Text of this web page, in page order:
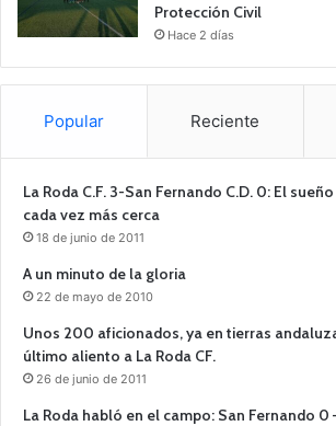
Protección Civil
Hace 2 días
Popular Reciente
La Roda C.F. 3-San Fernando C.D. 0: El
cada vez más cerca
18 de junio de 2011
A un minuto de la gloria
22 de mayo de 2010
Unos 200 aficionados, ya en tierras
último aliento a La Roda CF.
26 de junio de 2011
La Roda habló en el campo: San Fernando 0 –